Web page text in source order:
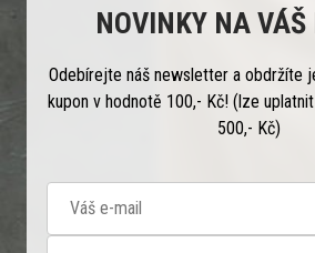
NOVINKY NA
Odebírejte náš newsletter a obdržíte
kupon v hodnotě 100,- Kč! (lze
500,- Kč)